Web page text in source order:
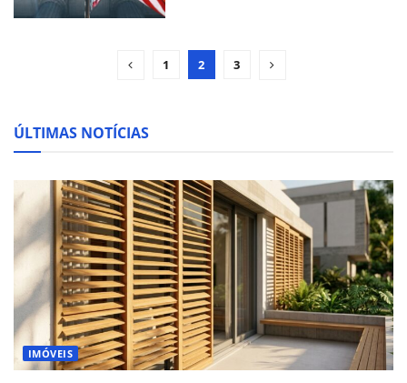
1 2 3
ÚLTIMAS NOTÍCIAS
IMÓVEIS